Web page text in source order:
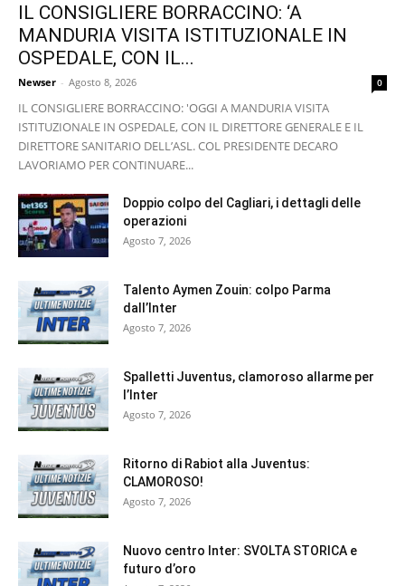
IL CONSIGLIERE BORRACCINO: ‘A
MANDURIA VISITA ISTITUZIONALE IN
OSPEDALE, CON IL...
Newser - Agosto 8, 2026 0
IL CONSIGLIERE BORRACCINO: 'OGGI A MANDURIA VISITA
ISTITUZIONALE IN OSPEDALE, CON IL DIRETTORE GENERALE E IL
DIRETTORE SANITARIO DELL’ASL. COL PRESIDENTE DECARO
LAVORIAMO PER CONTINUARE...
Doppio colpo del Cagliari, i dettagli delle
operazioni
Agosto 7, 2026
Talento Aymen Zouin: colpo Parma
dall’Inter
Agosto 7, 2026
Spalletti Juventus, clamoroso allarme per
l’Inter
Agosto 7, 2026
Ritorno di Rabiot alla Juventus:
CLAMOROSO!
Agosto 7, 2026
Nuovo centro Inter: SVOLTA STORICA e
futuro d’oro